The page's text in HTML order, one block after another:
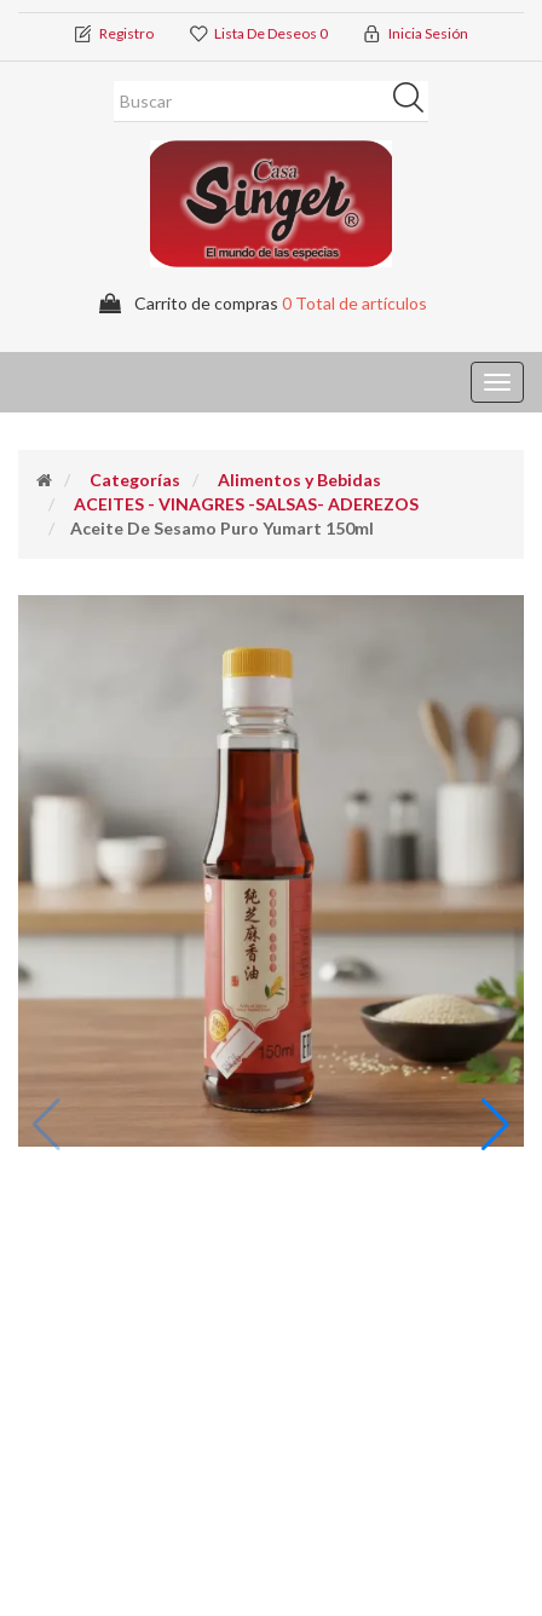
Registro Lista De Deseos 0 Inicia Sesión
Carrito de compras 0 Total de artículos
Categorías
Alimentos y Bebidas
ACEITES - VINAGRES -SALSAS- ADEREZOS
Aceite De Sesamo Puro Yumart 150ml